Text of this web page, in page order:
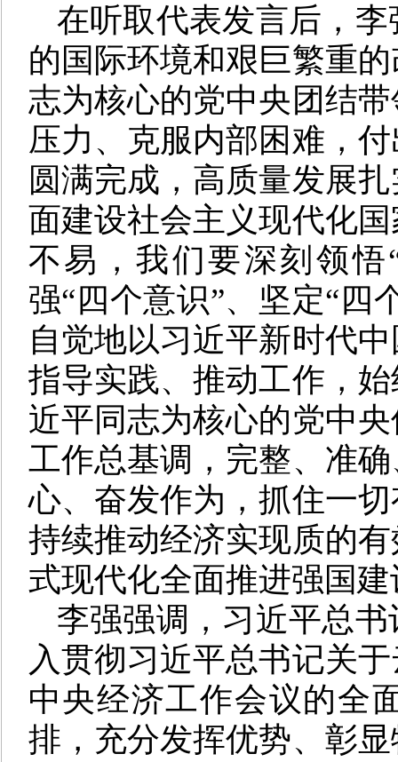
在听取代表发言后，
的国际环境和艰巨繁重
志为核心的党中央团结
压力、克服内部困难，
圆满完成，高质量发展
面建设社会主义现代化
不易，我们要深刻领
强“四个意识”、坚定“四
自觉地以习近平新时代
指导实践、推动工作，
近平同志为核心的党中
工作总基调，完整、准
心、奋发作为，抓住一
持续推动经济实现质的
式现代化全面推进强国
李强强调，习近平总
入贯彻习近平总书记关
中央经济工作会议的全
排，充分发挥优势、彰